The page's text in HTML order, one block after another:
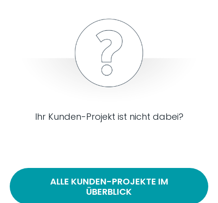
Ihr Kunden-Projekt ist nicht dabei?
ALLE KUNDEN-PROJEKTE IM
ÜBERBLICK